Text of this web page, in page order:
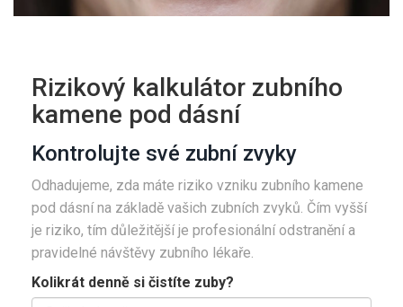
Rizikový kalkulátor zubního
kamene pod dásní
Kontrolujte své zubní zvyky
Odhadujeme, zda máte riziko vzniku zubního kamene
pod dásní na základě vašich zubních zvyků. Čím vyšší
je riziko, tím důležitější je profesionální odstranění a
pravidelné návštěvy zubního lékaře.
Kolikrát denně si čistíte zuby?